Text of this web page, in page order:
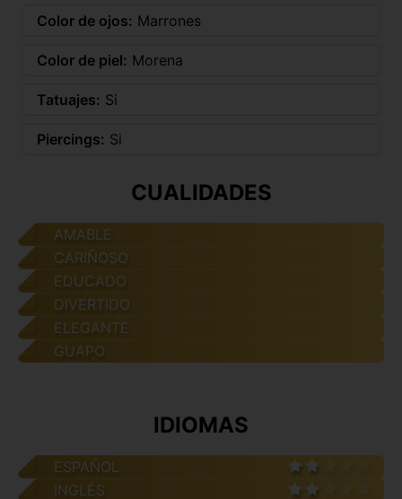
Color de ojos: Marrones
Color de piel: Morena
Tatuajes: Si
Piercings: Si
CUALIDADES
AMABLE
CARIÑOSO
EDUCADO
DIVERTIDO
ELEGANTE
GUAPO
IDIOMAS
ESPAÑOL
INGLÉS